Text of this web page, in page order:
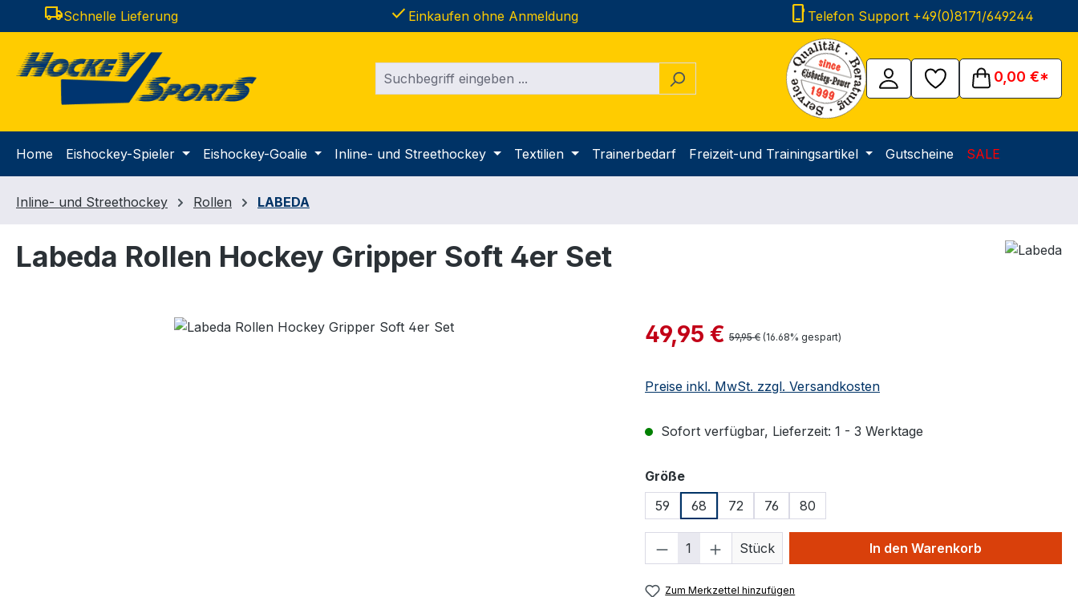
Hauptinhalt springen
Zur Suche springen
Zur Hauptnavigation springen
local_shippingSchnelle Lieferung done Einkaufen ohne Anmeldung phone_iphone Telefon Support +49(0)8171/649244
0,00 €*
Home Eishockey-Spieler Eishockey-Goalie Inline- und Streethockey Textilien Trainerbedarf Freizeit-und Trainingsartikel Gutscheine SALE
Inline- und Streethockey Rollen LABEDA
Labeda Rollen Hockey Gripper Soft 4er Set
Bildergalerie überspringen Verkaufspreis:
49,95 € Regulärer Preis:
59,95 € (16.68% gespart)
Preise inkl. MwSt. zzgl. Versandkosten
Sofort verfügbar, Lieferzeit: 1 - 3 Werktage
Größeauswählen
59
68 72 76 80
Produkt Anzahl: Gib den gewünschten Wert
Stück In den Warenkorb
Zum Merkzettel hinzufügen